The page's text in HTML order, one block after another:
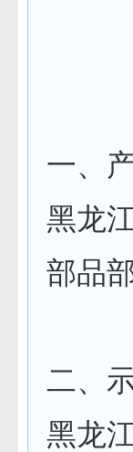
一、
黑龙
部品
二、
黑龙